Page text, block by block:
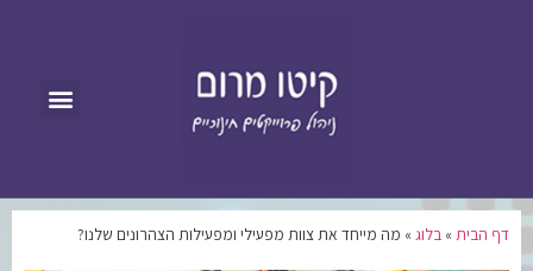
דף הבית » בלוג » מה מייחד את צוות מפעילי ומפעילות הצהרונים שלנו?